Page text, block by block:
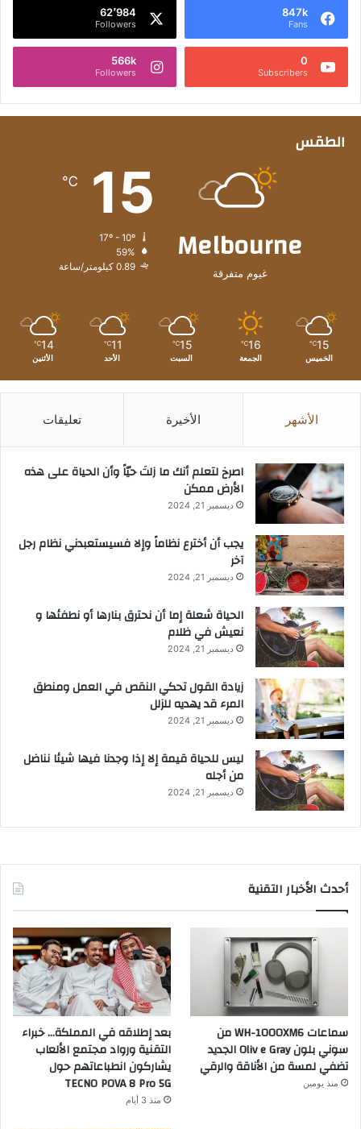
847k
Fans
62٬984
Followers
0
Subscribers
566k
Followers
الطقس
Melbourne
غيوم متفرقة
15
℃
59%
0.89 كيلومتر/ساعة
15
℃
الخميس
16
℃
الجمعة
15
℃
السبت
11
℃
الأحد
14
℃
الأثنين
الأشهر الأخيرة تعليقات
‫اصرخ لتعلم أنك ما زلتَ حيّاً وأن الحياة على هذه
الأرض ممكن
ديسمبر 21, 2024
يجب أن أخترع نظاماً وإلا فسيستعبدني نظام رجل
آخر
ديسمبر 21, 2024
الحياة شعلة إما أن نحترق بنارها أو نطفئها و
نعيش في ظلام
ديسمبر 21, 2024
زيادة القول تحكي النقص في العمل ومنطق
المرء قد يهديه للزلل
ديسمبر 21, 2024
ليس للحياة قيمة إلا إذا وجدنا فيها شيئا نناضل
من أجله
ديسمبر 21, 2024
أحدث الأخبار التقنية
سماعات WH-1000XM6 من
سوني بلون Oliv e Gray الجديد
تضفي لمسة من الأناقة والرقي
منذ يومين
بعد إطلاقه في المملكة… خبراء
التقنية ورواد مجتمع الألعاب
يشاركون انطباعاتهم حول
TECNO POVA 8 Pro 5G
منذ 3 أيام